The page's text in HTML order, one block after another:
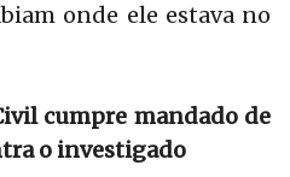
onde ele estava no
cumpre mandado de
o investigado